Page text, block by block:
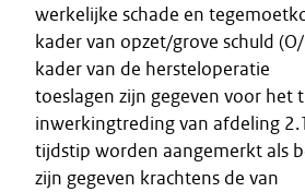
werkelijke schade en
kader van opzet/grove schuld
kader van de hersteloperatie
toeslagen zijn gegeven voor het
inwerkingtreding van afdeling
tijdstip worden aangemerkt als
zijn gegeven krachtens de van